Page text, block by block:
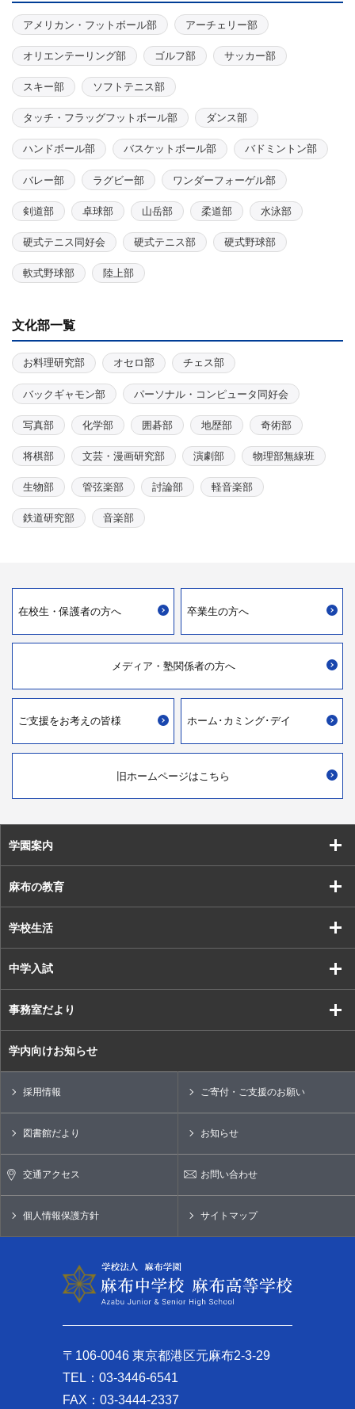
アメリカン・フットボール部 アーチェリー部
オリエンテーリング部 ゴルフ部 サッカー部
スキー部 ソフトテニス部
タッチ・フラッグフットボール部 ダンス部
ハンドボール部 バスケットボール部 バドミントン部
バレー部 ラグビー部 ワンダーフォーゲル部
剣道部 卓球部 山岳部 柔道部 水泳部
硬式テニス同好会 硬式テニス部 硬式野球部
軟式野球部 陸上部
文化部一覧
お料理研究部 オセロ部 チェス部
バックギャモン部 パーソナル・コンピュータ同好会
写真部 化学部 囲碁部 地歴部 奇術部
将棋部 文芸・漫画研究部 演劇部 物理部無線班
生物部 管弦楽部 討論部 軽音楽部
鉄道研究部 音楽部
在校生・保護者の方へ 卒業生の方へ
メディア・ 塾関係者の方へ
ご支援をお考えの皆様 ホーム･カミング･デイ
旧ホームページはこちら
学園案内
麻布の教育
学校生活
中学入試
事務室だより
学内向けお知らせ
採用情報 ご寄付・ご支援のお願い
図書館だより お知らせ
交通アクセス お問い合わせ
個人情報保護方針 サイトマップ
〒106-0046 東京都港区元麻布2-3-29
TEL：03-3446-6541
FAX：03-3444-2337